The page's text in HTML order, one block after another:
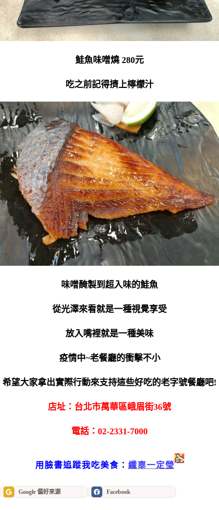
鮭魚味噌燒 280元
吃之前記得擠上檸檬汁
味噌醃製到超入味的鮭魚
從光澤來看就是一種視覺享受
放入嘴裡就是一種美味
疫情中~老餐廳的衝擊不小
希望大家拿出實際行動來支持這些好吃的老字號餐廳吧!
店址：台北市萬華區峨眉街36號
電話：02-2331-7000
用臉書追蹤我吃美食： 纖辜一定瑩
Google 偏好來源 Facebook